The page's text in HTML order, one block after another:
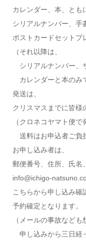
カレンダー、本、とも
シリアルナンバー、手
ポストカードセットプ
（それ以降は、
シリアルナンバー、
カレンダーと本のみ
発送は、
クリスマスまでに皆様
（クロネコヤマト便で
送料はお申込者ご負
お申し込み者は、
郵便番号、住所、氏名
info@ichigo-
こちらから申し込み確
予約確定となります。
（メールの事故なども
申し込みから三日経